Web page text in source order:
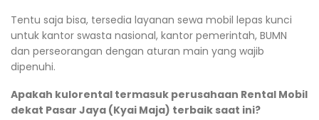
Tentu saja bisa, tersedia layanan sewa mobil lepas kunci
untuk kantor swasta nasional, kantor pemerintah, BUMN
dan perseorangan dengan aturan main yang wajib
dipenuhi.
Apakah kulorental termasuk perusahaan Rental Mobil
dekat Pasar Jaya (Kyai Maja) terbaik saat ini?